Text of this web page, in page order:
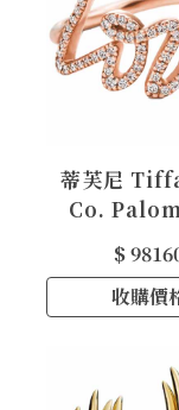
蒂芙尼
Co.
玫瑰金鑲鑽
指，小
$
收購價